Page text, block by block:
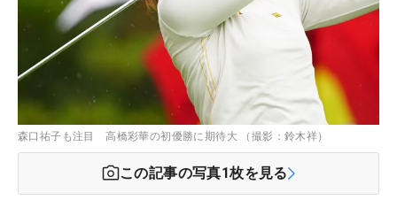
森口祐子も注目 高橋彩華の初優勝に期待大 （撮影：鈴木祥）
この記事の写真1枚を見る